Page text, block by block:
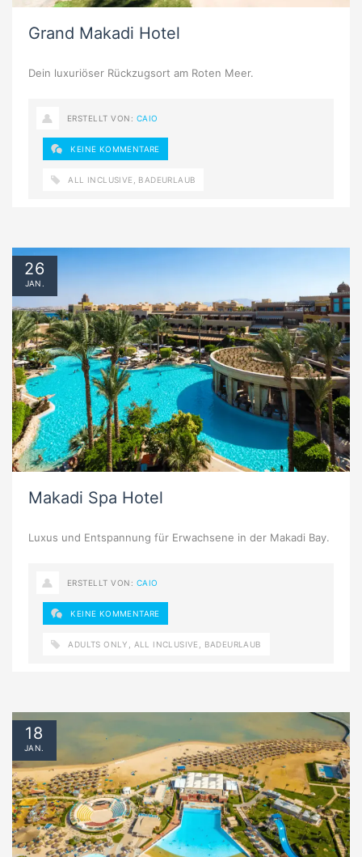
Grand Makadi Hotel
Dein luxuriöser Rückzugsort am Roten Meer.
ERSTELLT VON: CAIO
KEINE KOMMENTARE
ALL INCLUSIVE BADEURLAUB
Makadi Spa Hotel
Luxus und Entspannung für Erwachsene in der Makadi Bay.
26
JAN.
ERSTELLT VON: CAIO
KEINE KOMMENTARE
ADULTS ONLY ALL INCLUSIVE BADEURLAUB
18
JAN.